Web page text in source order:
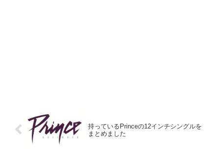
持っているPrinceの12インチシングルを
まとめました